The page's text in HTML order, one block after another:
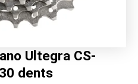
Ultegra CS-
dents